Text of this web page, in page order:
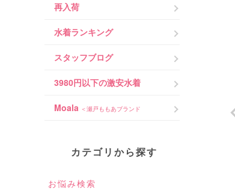
再入荷
水着ランキング
スタッフブログ
3980円以下の激安水着
Moala ＜瀬戸ももあブランド
カテゴリから探す
お悩み検索